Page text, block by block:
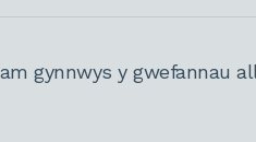
gynnwys y gwefannau